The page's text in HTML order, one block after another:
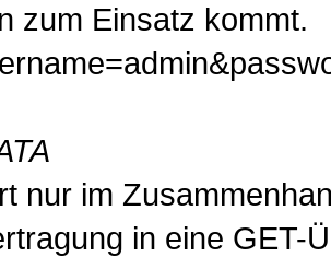
zum Einsatz kommt.
nur im
in eine GET-